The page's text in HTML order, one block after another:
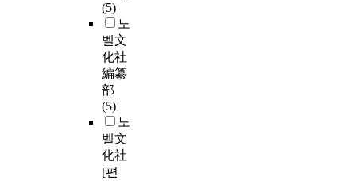
(5)
노
벨文
化社
編纂
部
(5)
노
벨文
化社
[편